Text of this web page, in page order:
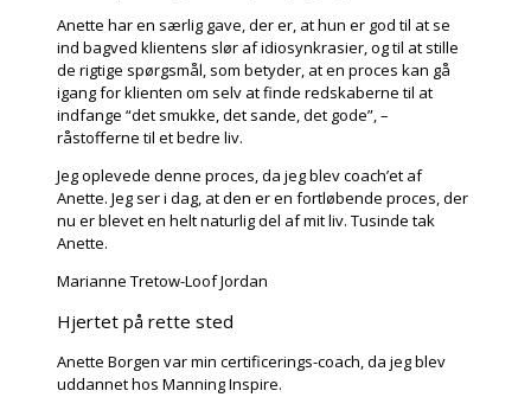
Anette har en særlig gave, der er, at hun er god til at se
ind bagved klientens slør af idiosynkrasier, og til at stille
de rigtige spørgsmål, som betyder, at en proces kan gå
igang for klienten om selv at finde redskaberne til at
indfange “det smukke, det sande, det gode”, –
råstofferne til et bedre liv.
Jeg oplevede denne proces, da jeg blev coach’et af
Anette. Jeg ser i dag, at den er en fortløbende proces, der
nu er blevet en helt naturlig del af mit liv. Tusinde tak
Anette.
Marianne Tretow-Loof Jordan
Hjertet på rette sted
Anette Borgen var min certificerings-coach, da jeg blev
uddannet hos Manning Inspire.